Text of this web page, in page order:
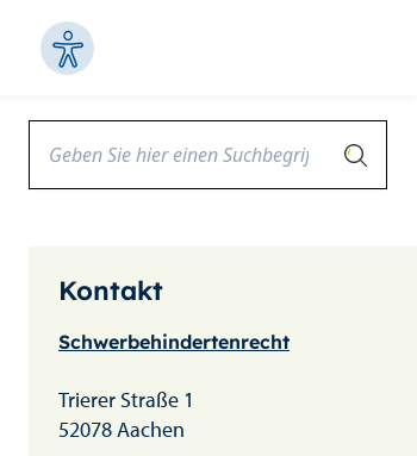
Kontakt
Schwerbehindertenrecht
Trierer Straße 1
52078 Aachen